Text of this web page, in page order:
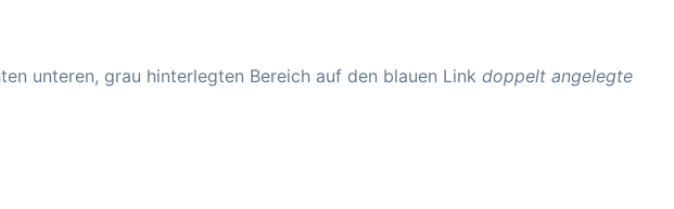
unteren, grau hinterlegten Bereich auf den blauen Link doppelt angelegte